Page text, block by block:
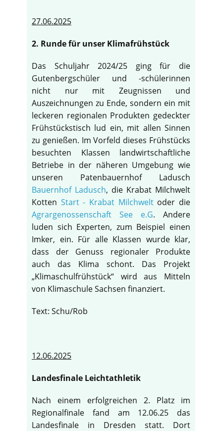
27.06.2025
2. Runde für unser Klimafrühstück
Das Schuljahr 2024/25 ging für die
Gutenbergschüler und -schülerinnen
nicht nur mit Zeugnissen und
Auszeichnungen zu Ende, sondern ein mit
leckeren regionalen Produkten gedeckter
Frühstückstisch lud ein, mit allen Sinnen
zu genießen. Im Vorfeld dieses Frühstücks
besuchten Klassen landwirtschaftliche
Betriebe in der näheren Umgebung wie
unseren Patenbauernhof Ladusch
Bauernhof Ladusch, die Krabat Milchwelt
Kotten Start - Krabat Milchweltoder die
Agrargenossenschaft See e.G. Andere
luden sich Experten, zum Beispiel einen
Imker, ein. Für alle Klassen wurde klar,
dass der Genuss regionaler Produkte
auch das Klima schont. Das Projekt
„Klimaschulfrühstück“ wird aus Mitteln
von Klimaschule Sachsen finanziert.
Text: Schu/Rob
12.06.2025
Landesfinale Leichtathletik
Nach einem erfolgreichen 2. Platz im
Regionalfinale fand am 12.06.25 das
Landesfinale in Dresden statt. Dort